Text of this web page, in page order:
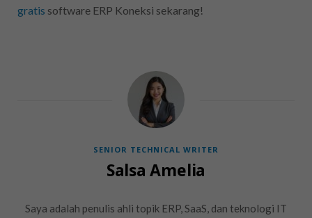
gratis software ERP Koneksi sekarang!
SENIOR TECHNICAL WRITER
Salsa Amelia
Saya adalah penulis ahli topik ERP, SaaS, dan teknologi IT